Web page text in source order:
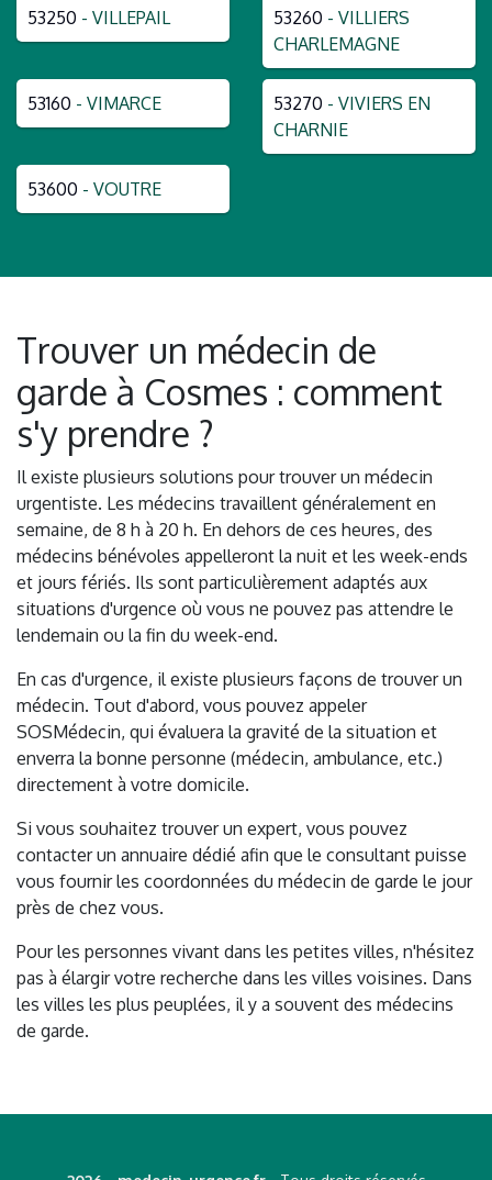
53250 - VILLEPAIL 53260 - VILLIERS
CHARLEMAGNE
53160 - VIMARCE 53270 - VIVIERS EN
CHARNIE
53600 - VOUTRE
Trouver un médecin de
garde à Cosmes : comment
s'y prendre ?
Il existe plusieurs solutions pour trouver un médecin
urgentiste. Les médecins travaillent généralement en
semaine, de 8 h à 20 h. En dehors de ces heures, des
médecins bénévoles appelleront la nuit et les week-ends
et jours fériés. Ils sont particulièrement adaptés aux
situations d'urgence où vous ne pouvez pas attendre le
lendemain ou la fin du week-end.
En cas d'urgence, il existe plusieurs façons de trouver un
médecin. Tout d'abord, vous pouvez appeler
SOSMédecin, qui évaluera la gravité de la situation et
enverra la bonne personne (médecin, ambulance, etc.)
directement à votre domicile.
Si vous souhaitez trouver un expert, vous pouvez
contacter un annuaire dédié afin que le consultant puisse
vous fournir les coordonnées du médecin de garde le jour
près de chez vous.
Pour les personnes vivant dans les petites villes, n'hésitez
pas à élargir votre recherche dans les villes voisines. Dans
les villes les plus peuplées, il y a souvent des médecins
de garde.